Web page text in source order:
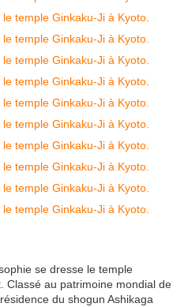
se dresse le temple
Classé au patrimoine mondial de
du shogun Ashikaga